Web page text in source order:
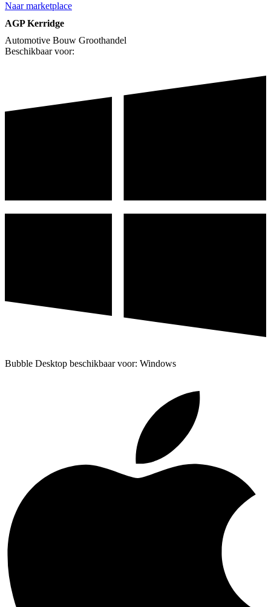
Naar marketplace
AGP Kerridge
Automotive Bouw Groothandel
Beschikbaar voor:
Bubble Desktop beschikbaar voor: Windows